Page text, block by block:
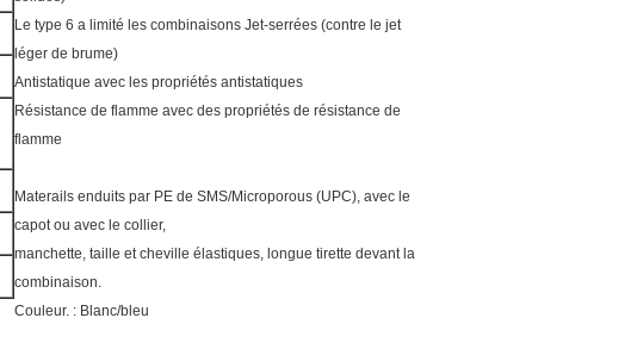
Le type 6 a limité les combinaisons Jet-serrées (contre le jet
léger de brume)
Antistatique avec les propriétés antistatiques
Résistance de flamme avec des propriétés de résistance de
flamme
Materails enduits par PE de SMS/Microporous (UPC), avec le
capot ou avec le collier,
manchette, taille et cheville élastiques, longue tirette devant la
combinaison.
Couleur. : Blanc/bleu